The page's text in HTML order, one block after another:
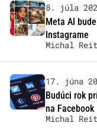
8. júla
Meta AI
Instagrame
Michal
17. júna
Budúci rok
na Facebook
Michal